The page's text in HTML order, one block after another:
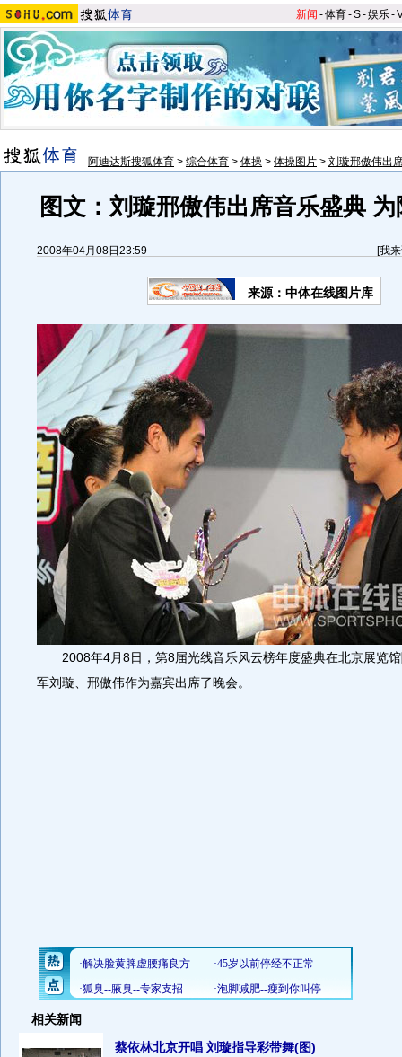
新闻 -体育-S-娱乐-
阿迪达斯搜狐体育 > 综合体育 > 体操 > 体操图片 > 刘璇邢傲伟出
图文：刘璇邢傲伟出席音乐盛典
2008年04月08日23:59 [我
来源：中体在线图片库
2008年4月8日，第8届光线音乐风云榜年度盛典在北京展览馆
军刘璇、邢傲伟作为嘉宾出席了晚会。
相关新闻
蔡依林北京开唱 刘璇指导彩带舞(图)